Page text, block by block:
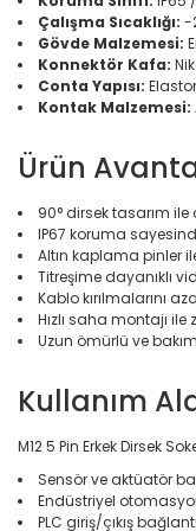
Çalışma Sıcaklığı: -
Gövde Malzemesi:
Konnektör Kafa:
Conta Yapısı:
Kontak Malzemesi:
Ürün
90° dirsek tasarım
IP67 koruma
Altın kaplama pinler
Titreşime dayanıklı
Kablo kırılmalarını
Hızlı saha montajı
Uzun ömürlü ve
Kullanım
M12 5 Pin Erkek Dirsek
Sensör ve aktüatör
Endüstriyel
PLC giriş/çıkış